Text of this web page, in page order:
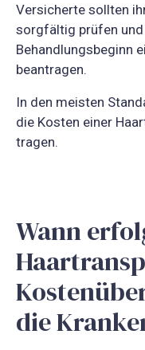
Versicherte sollten
sorgfältig prüfen
Behandlungsbeginn
beantragen.
In den meisten
die Kosten einer
tragen.
Wann
die